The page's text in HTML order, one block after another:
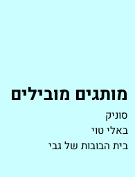
מותגים מובילים
סוניק
באלי טוי
בית הבובות של גבי